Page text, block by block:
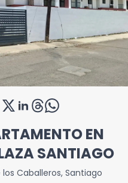
EN
SANTIAGO
Caballeros, Santiago